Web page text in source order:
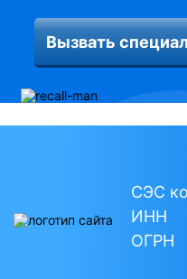
Вызвать
СЭС
ИНН
ОГРН